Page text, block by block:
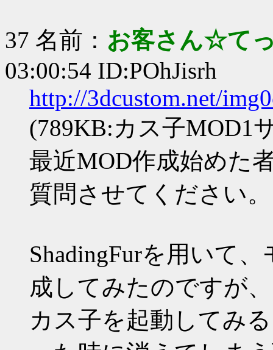
37 名前： お客さん☆て
03:00:54 ID:POhJisrh
http://3dcustom.net/
(789KB:カス子MOD1
最近MOD作成始めた
質問させてください。
ShadingFurを用いて
成してみたのですが、
カス子を起動してみ